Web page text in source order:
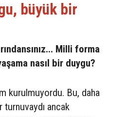
büyük bir
Milli forma
nasıl bir duygu?
kurulmuyordu. Bu, daha
turnuvaydı ancak